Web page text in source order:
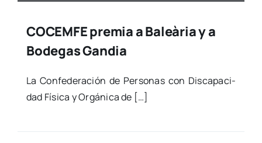
COCEMFE premia a Baleària y a
Bodegas Gandia
La Con­fe­de­ra­ción de Per­so­nas con Dis­ca­pa­ci­
dad Físi­ca y Orgá­ni­ca de […]